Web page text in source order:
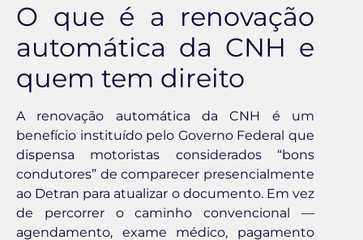
O que é a renovação
automática da CNH e
quem tem direito
A renovação automática da CNH é um
benefício instituído pelo Governo Federal que
dispensa motoristas considerados “bons
condutores” de comparecer presencialmente
ao Detran para atualizar o documento. Em vez
de percorrer o caminho convencional —
agendamento, exame médico, pagamento